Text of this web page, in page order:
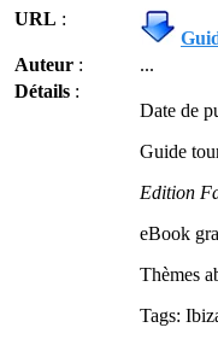
URL :
Auteur :
...
Détails :
Date de
Guide
Edition
eBook
Thèmes
Tags: